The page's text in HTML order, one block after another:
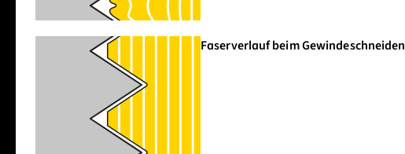
Faserverlauf beim Gewindeschneiden